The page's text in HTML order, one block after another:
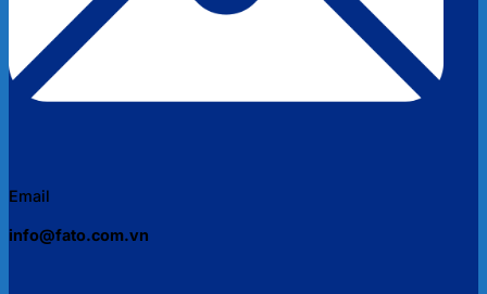
Email
info@fato.com.vn